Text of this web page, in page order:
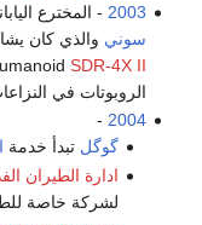
2003 - المخترع
سوني والذي كان
SDR-4X II
الروبوتات في
2004
-
گوگل تبدأ خدمة
ادارة الطيران
لشركة خاصة